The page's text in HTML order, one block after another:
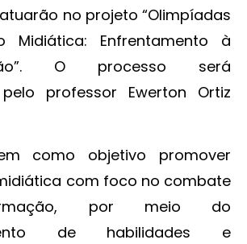
no projeto “Olimpíadas
Midiática: Enfrentamento à
O processo será
professor Ewerton Ortiz
como objetivo promover
com foco no combate
por meio do
de habilidades e